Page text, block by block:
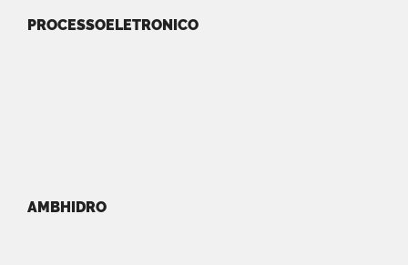
PROCESSOELETRONICO
AMBHIDRO